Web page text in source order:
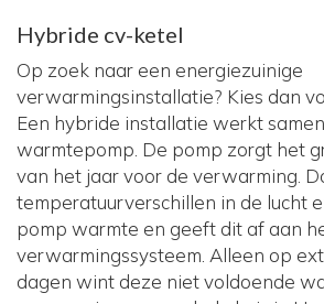
Hybride cv-ketel
Op zoek naar een energiezuinige
verwarmingsinstallatie? Kies dan
Een hybride installatie werkt
warmtepomp. De pomp zorgt het
van het jaar voor de verwarming.
temperatuurverschillen in de lucht
pomp warmte en geeft dit af aan
verwarmingssysteem. Alleen op
dagen wint deze niet voldoende